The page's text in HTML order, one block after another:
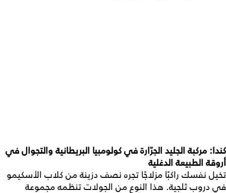
كندا: مركبة الجليد الجرّارة في كولومبيا البريطانية والتجوال في
أروقة الطبيعة الدغلية
تخيل نفسك راكبًا مزلاجًا تجره نصف دزينة من كلاب الأسكيمو
في دروب ثلجية. هذا النوع من الجولات تنظمه مجموعة